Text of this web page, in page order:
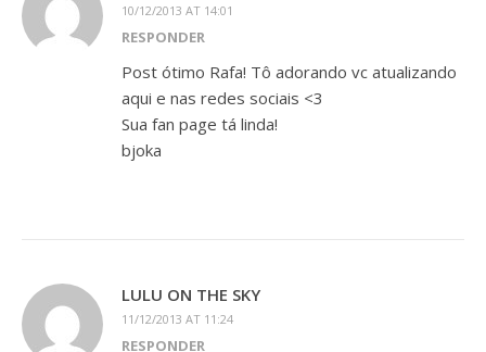
10/12/2013 AT 14:01
RESPONDER
Post ótimo Rafa! Tô adorando vc atualizando
aqui e nas redes sociais <3
Sua fan page tá linda!
bjoka
LULU ON THE SKY
11/12/2013 AT 11:24
RESPONDER